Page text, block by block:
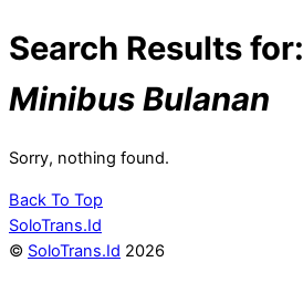
Search Results for:
Minibus Bulanan
Sorry, nothing found.
Back To Top
SoloTrans.Id
© SoloTrans.Id 2026